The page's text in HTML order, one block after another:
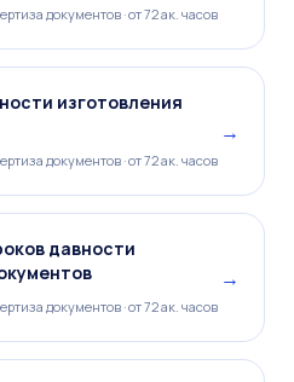
документов · от 72 ак. часов
изготовления
документов · от 72 ак. часов
→
давности
документов · от 72 ак. часов
→